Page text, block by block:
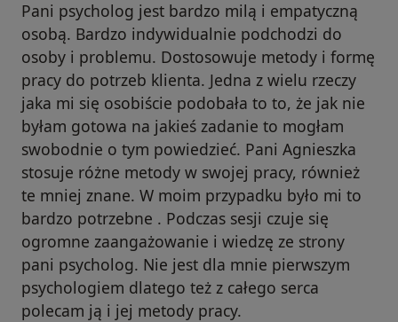
Pani psycholog jest bardzo milą i empatyczną
osobą. Bardzo indywidualnie podchodzi do
osoby i problemu. Dostosowuje metody i formę
pracy do potrzeb klienta. Jedna z wielu rzeczy
jaka mi się osobiście podobała to to, że jak nie
byłam gotowa na jakieś zadanie to mogłam
swobodnie o tym powiedzieć. Pani Agnieszka
stosuje różne metody w swojej pracy, również
te mniej znane. W moim przypadku było mi to
bardzo potrzebne . Podczas sesji czuje się
ogromne zaangażowanie i wiedzę ze strony
pani psycholog. Nie jest dla mnie pierwszym
psychologiem dlatego też z całego serca
polecam ją i jej metody pracy.